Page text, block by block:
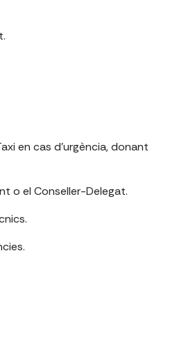
en cas d'urgència, donant
o el Conseller-Delegat.